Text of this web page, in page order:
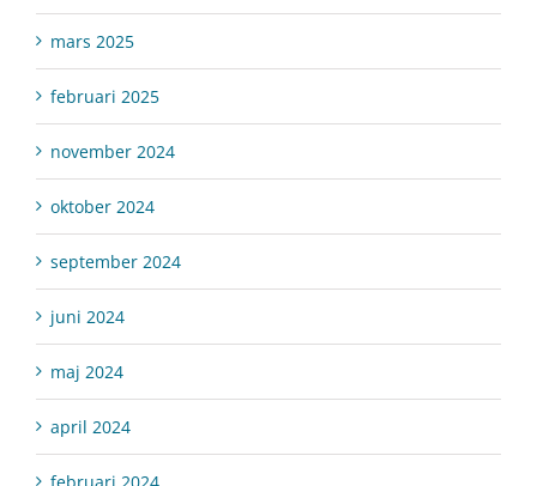
mars 2025
februari 2025
november 2024
oktober 2024
september 2024
juni 2024
maj 2024
april 2024